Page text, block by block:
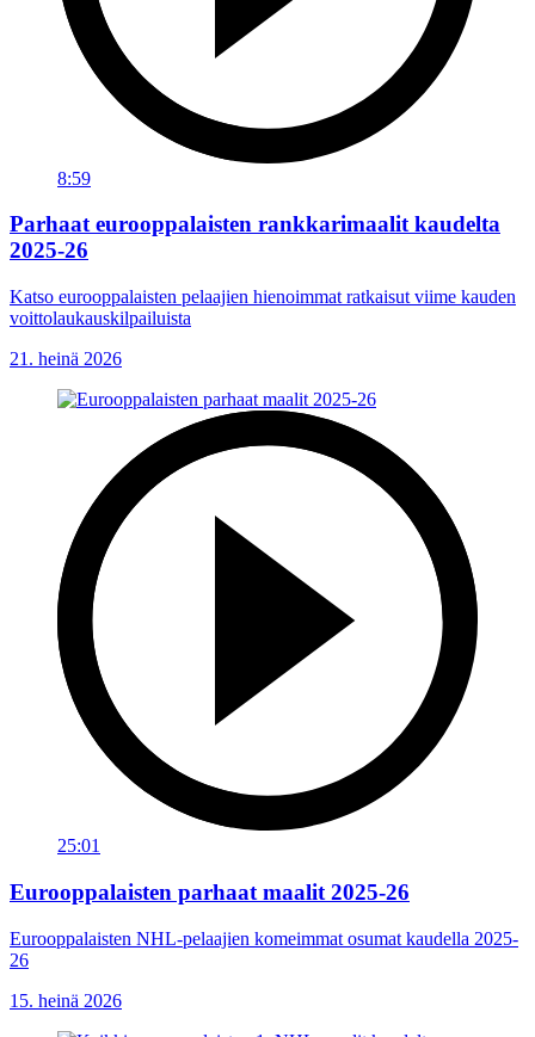
8:59
Parhaat eurooppalaisten rankkarimaalit kaudelta
2025-26
Katso eurooppalaisten pelaajien hienoimmat ratkaisut viime kauden
voittolaukauskilpailuista
21. heinä 2026
25:01
Eurooppalaisten parhaat maalit 2025-26
Eurooppalaisten NHL-pelaajien komeimmat osumat kaudella 2025-
26
15. heinä 2026